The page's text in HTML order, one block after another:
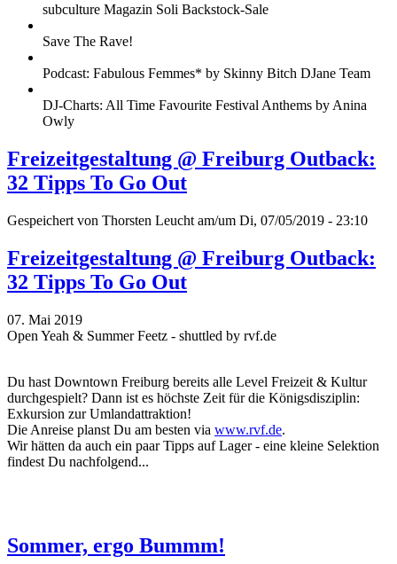
subculture Magazin Soli Backstock-Sale
Save The Rave!
Podcast: Fabulous Femmes* by Skinny Bitch DJane Team
DJ-Charts: All Time Favourite Festival Anthems by Anina
Owly
Freizeitgestaltung @ Freiburg Outback:
32 Tipps To Go Out
Gespeichert von Thorsten Leucht am/um Di, 07/05/2019 - 23:10
Freizeitgestaltung @ Freiburg Outback:
32 Tipps To Go Out
07. Mai 2019
Open Yeah & Summer Feetz - shuttled by rvf.de
Du hast Downtown Freiburg bereits alle Level Freizeit & Kultur
durchgespielt? Dann ist es höchste Zeit für die Königsdisziplin:
Exkursion zur Umlandattraktion!
Die Anreise planst Du am besten via www.rvf.de.
Wir hätten da auch ein paar Tipps auf Lager - eine kleine Selektion
findest Du nachfolgend...
Sommer, ergo Bummm!